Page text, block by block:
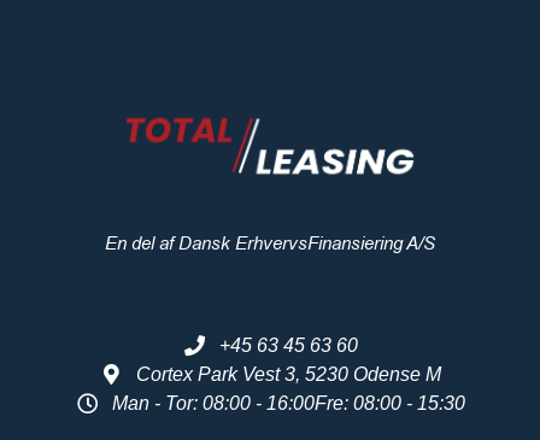
En del af Dansk ErhvervsFinansiering A/S
+45 63 45 63 60
Cortex Park Vest 3, 5230 Odense M
Man - Tor: 08:00 - 16:00Fre: 08:00 - 15:30